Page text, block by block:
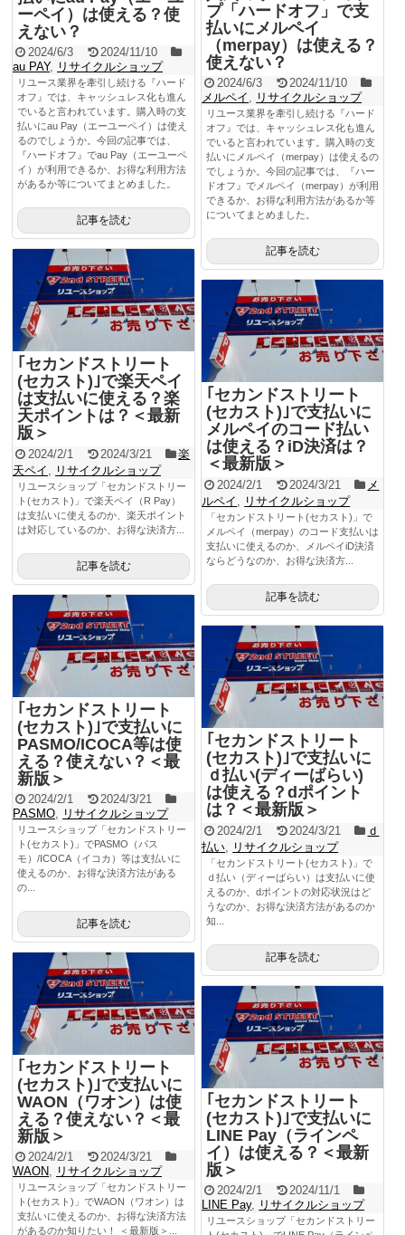
ーペイ）は使える？使
えない？
2024/6/3
2024/11/10
au PAY, リサイクルショップ
リユース業界を牽引し続ける『ハード
オフ』では、キャッシュレス化も進ん
でいると言われています。購入時の支
払いにau Pay（エーユーペイ）は使え
るのでしょうか。今回の記事では、
『ハードオフ』でau Pay（エーユーペ
イ）が利用できるか、お得な利用方法
があるか等についてまとめました。
記事を読む
プ「ハードオフ」で支
払いにメルペイ
（merpay）は使える？
使えない？
2024/6/3
2024/11/10
メルペイ
リサイクルショップ
リユース業界を牽引し続ける『ハード
オフ』では、キャッシュレス化も進ん
でいると言われています。購入時の支
払いにメルペイ（merpay）は使えるの
でしょうか。今回の記事では、『ハー
ドオフ』でメルペイ（merpay）が利用
できるか、お得な利用方法があるか等
についてまとめました。
記事を読む
｢セカンドストリート
(セカスト)｣で楽天ペイ
は支払いに使える？楽
天ポイントは？＜最新
版＞
2024/2/1 2024/3/21
楽
天ペイ
リサイクルショップ
リユースショップ「セカンドストリー
ト(セカスト)」で楽天ペイ（R Pay）
は支払いに使えるのか、楽天ポイント
は対応しているのか、お得な決済方...
記事を読む
｢セカンドストリート
(セカスト)｣で支払いに
メルペイのコード払い
は使える？iD決済は？
＜最新版＞
2024/2/1 2024/3/21
メ
ルペイ
リサイクルショップ
「セカンドストリート(セカスト)」で
メルペイ（merpay）のコード支払いは
支払いに使えるのか、メルペイiD決済
ならどうなのか、お得な決済方...
記事を読む
｢セカンドストリート
(セカスト)｣で支払いに
PASMO/ICOCA等は使
える？使えない？＜最
新版＞
2024/2/1
2024/3/21
PASMO
リサイクルショップ
リユースショップ「セカンドストリー
ト(セカスト)」でPASMO（パス
モ）/ICOCA（イコカ）等は支払いに
使えるのか、お得な決済方法がある
の...
記事を読む
｢セカンドストリート
(セカスト)｣で支払いに
ｄ払い(ディーばらい)
は使える？dポイント
は？＜最新版＞
2024/2/1 2024/3/21
ｄ
払い
リサイクルショップ
「セカンドストリート(セカスト)」で
ｄ払い（ディーばらい）は支払いに使
えるのか、dポイントの対応状況はど
うなのか、お得な決済方法があるのか
知...
記事を読む
｢セカンドストリート
(セカスト)｣で支払いに
WAON（ワオン）は使
える？使えない？＜最
新版＞
2024/2/1
2024/3/21
WAON, リサイクルショップ
リユースショップ「セカンドストリー
ト(セカスト)」でWAON（ワオン）は
支払いに使えるのか、お得な決済方法
があるのか知りたい！ ＜最新版＞...
｢セカンドストリート
(セカスト)｣で支払いに
LINE Pay（ラインペ
イ）は使える？＜最新
版＞
2024/2/1
2024/11/1
LINE Pay, リサイクルショップ
リユースショップ「セカンドストリー